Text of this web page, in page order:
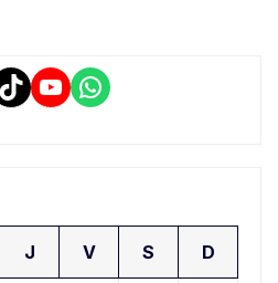
YouTube
WhatsApp
J V S D